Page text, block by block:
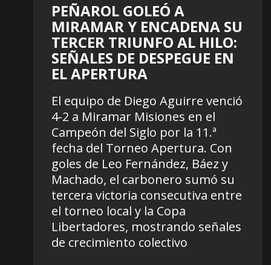
PEÑAROL GOLEÓ A
MIRAMAR Y ENCADENA SU
TERCER TRIUNFO AL HILO:
SEÑALES DE DESPEGUE EN
EL APERTURA
El equipo de Diego Aguirre venció
4-2 a Miramar Misiones en el
Campeón del Siglo por la 11.ª
fecha del Torneo Apertura. Con
goles de Leo Fernández, Báez y
Machado, el carbonero sumó su
tercera victoria consecutiva entre
el torneo local y la Copa
Libertadores, mostrando señales
de crecimiento colectivo